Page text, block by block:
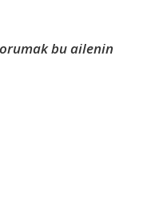
bu ailenin